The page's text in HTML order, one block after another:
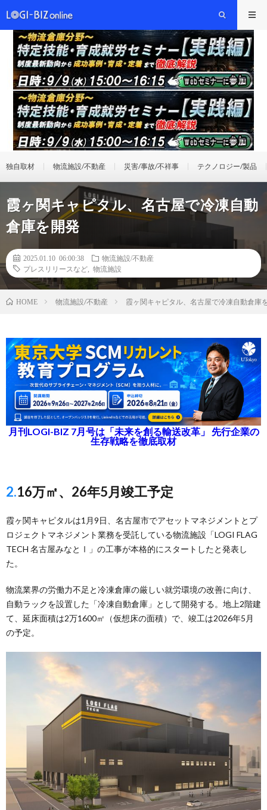
独自取材 物流施設/不動産 災害/事故/不祥事 テクノロジー/製品
霞ヶ関キャピタル、名古屋で冷凍自動
倉庫を開発
2025.01.10 06:00:38
物流施設/不動産
プレスリリースなど
物流施設
HOME 物流施設/不動産 霞ヶ関キャピタル、名古屋で冷凍自動倉庫
月刊LOGI-BIZ 7月号は「未来を創る輸送改革」 先行企業の
生存戦略を徹底取材
2.16万㎡、26年5月竣工予定
霞ヶ関キャピタルは1月9日、名古屋市でアセットマネジメントとプ
ロジェクトマネジメント業務を受託している物流施設「LOGI FLAG
TECH 名古屋みなとⅠ」の工事が本格的にスタートしたと発表し
た。
物流業界の労働力不足と冷凍倉庫の厳しい就労環境の改善に向け、
自動ラックを設置した「冷凍自動倉庫」として開発する。地上2階建
て、延床面積は2万1600㎡（仮想床の面積）で、竣工は2026年5月
の予定。